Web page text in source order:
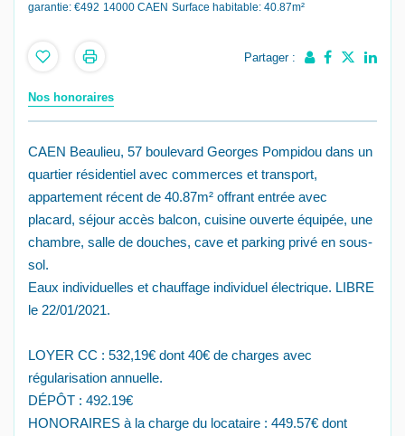
garantie: €492 14000 CAEN Surface habitable: 40.87m²
Partager :
Nos honoraires
CAEN Beaulieu, 57 boulevard Georges Pompidou dans un
quartier résidentiel avec commerces et transport,
appartement récent de 40.87m² offrant entrée avec
placard, séjour accès balcon, cuisine ouverte équipée, une
chambre, salle de douches, cave et parking privé en sous-
sol.
Eaux individuelles et chauffage individuel électrique. LIBRE
le 22/01/2021.
LOYER CC : 532,19€ dont 40€ de charges avec
régularisation annuelle.
DÉPÔT : 492.19€
HONORAIRES à la charge du locataire : 449.57€ dont